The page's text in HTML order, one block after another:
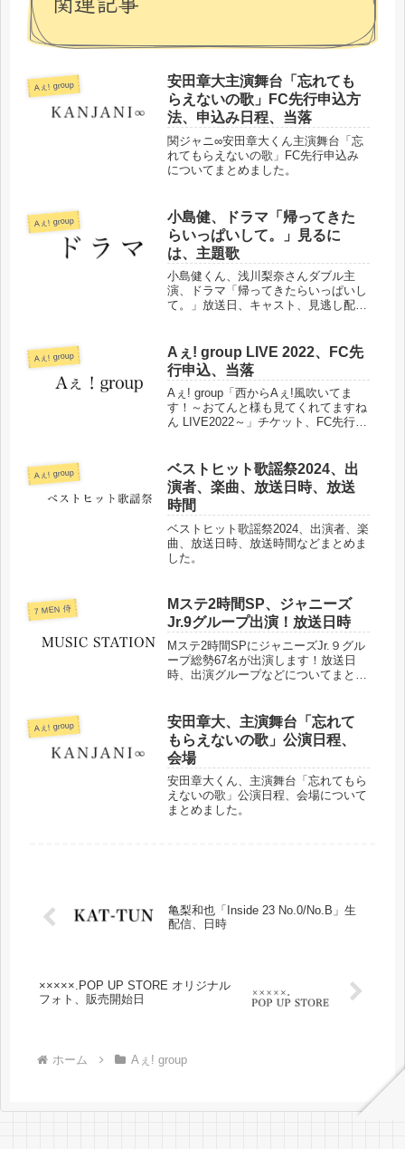
Aぇ! group
安田章大主演舞台「忘れても
らえないの歌」FC先行申込方
法、申込み日程、当落
関ジャニ∞安田章大くん主演舞台「忘
れてもらえないの歌」FC先行申込み
についてまとめました。
Aぇ! group
小島健、ドラマ「帰ってきた
らいっぱいして。」見るに
は、主題歌
小島健くん、浅川梨奈さんダブル主
演、ドラマ「帰ってきたらいっぱいし
て。」放送日、キャスト、見逃し配
Aぇ! group
Aぇ! group LIVE 2022、FC先
行申込、当落
Aぇ! group「西からAぇ!風吹いてま
す！～おてんと様も見てくれてますね
ん LIVE2022～」チケット、FC先行申
Aぇ! group
ベストヒット歌謡祭2024、出
演者、楽曲、放送日時、放送
時間
ベストヒット歌謡祭2024、出演者、楽
曲、放送日時、放送時間などまとめま
した。
7 MEN 侍
Mステ2時間SP、ジャニーズ
Jr.9グループ出演！放送日時
Mステ2時間SPにジャニーズJr.９グル
ープ総勢67名が出演します！放送日
時、出演グループなどについてまとめ
Aぇ! group
安田章大、主演舞台「忘れて
もらえないの歌」公演日程、
会場
安田章大くん、主演舞台「忘れてもら
えないの歌」公演日程、会場について
まとめました。
亀梨和也「Inside 23 No.0/No.B」生
配信、日時
×××××.POP UP STORE オリジナル
フォト、販売開始日
ホーム Aぇ! group